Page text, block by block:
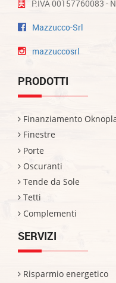
P.IVA 00157760083 -
Mazzucco-Srl
mazzuccosrl
PRODOTTI
Finanziamento
Finestre
Porte
Oscuranti
Tende da Sole
Tetti
Complementi
SERVIZI
Risparmio energetico